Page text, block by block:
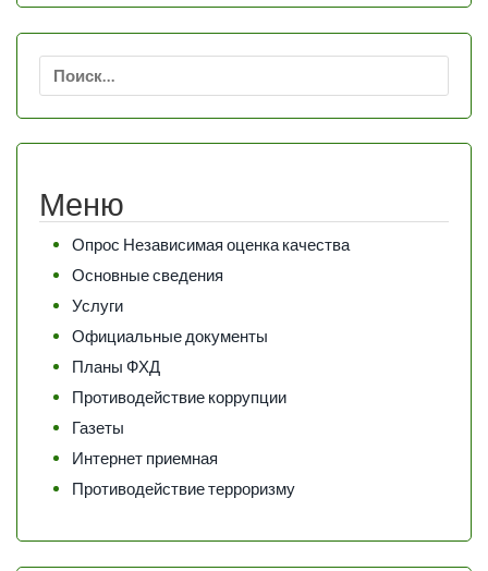
Меню
Опрос Независимая оценка качества
Основные сведения
Услуги
Официальные документы
Планы ФХД
Противодействие коррупции
Газеты
Интернет приемная
Противодействие терроризму